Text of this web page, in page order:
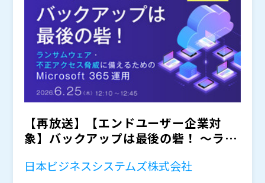
同時に、サプライチェーン全体のセキュリティ品質を高
めることができます。効率化と信頼性強化を両立した実
践的アプローチを具体的な事例を交えてご紹介します。
【再放送】【エンドユーザー企業対
象】バックアップは最後の砦！ ～ラン
日本ビジネスシステムズ株式会社